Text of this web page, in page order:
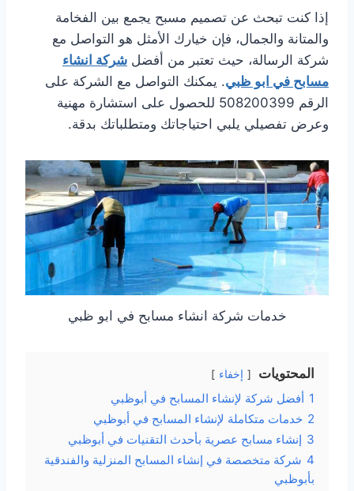
إذا كنت تبحث عن تصميم مسبح يجمع بين الفخامة
والمتانة والجمال، فإن خيارك الأمثل هو التواصل مع
شركة الرسالة، حيث تعتبر من أفضل شركة انشاء
مسابح في ابو ظبي. يمكنك التواصل مع الشركة على
الرقم 508200399 للحصول على استشارة مهنية
وعرض تفصيلي يلبي احتياجاتك ومتطلباتك بدقة.
خدمات شركة انشاء مسابح في ابو ظبي
المحتويات إخفاء
1 أفضل شركة لإنشاء المسابح في أبوظبي
2 خدمات متكاملة لإنشاء المسابح في أبوظبي
3 إنشاء مسابح عصرية بأحدث التقنيات في أبوظبي
4 شركة متخصصة في إنشاء المسابح المنزلية والفندقية
بأبوظبي